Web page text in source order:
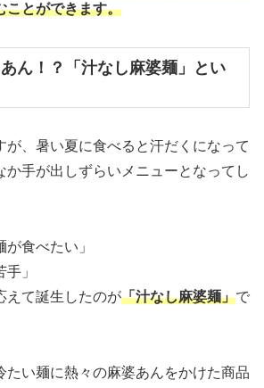
ことができます。
ん！？「汁なし麻婆麺」とい
が、暑い夏に食べると汗だくになって
か手が出しずらいメニューとなってし
が食べたい」
」
えて誕生したのが「汁なし麻婆麺」で
たい麺に熱々の麻婆あんをかけた商品